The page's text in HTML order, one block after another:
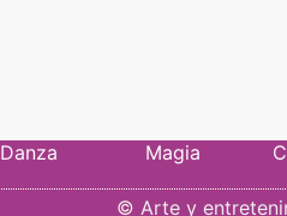
Danza Magia
© Arte y